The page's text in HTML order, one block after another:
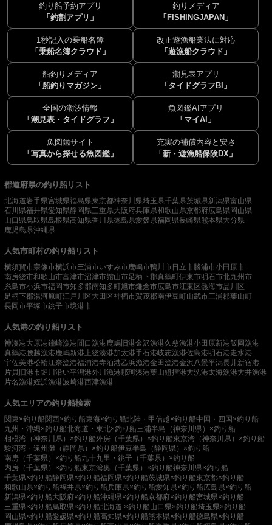
釣り船予約アプリ
「釣割アプリ」
釣りメディア
「FISHINGJAPAN」
1秒記入の乗船名簿
「乗船名簿クラウド」
改正遊漁船業法に対応
「遊漁船クラウド」
船釣りメディア
「船釣りマガジン」
潮見表アプリ
「タイドグラフBI」
全国の潮汐情報
「潮見表・タイドグラフ」
魚図鑑AIアプリ
「マイAI」
魚図鑑サイト
「写真から探せる魚図鑑」
充実の補償内容と安さ
「新・遊漁船保険DX」
都道府県の釣り船リスト
北海道岩手県宮城県福島県東京都神奈川県埼玉県千葉県茨城県新潟県富山県
石川県福井県愛知県静岡県三重県大阪府兵庫県和歌山県京都府広島県岡山県
山口県鳥取県島根県高知県香川県徳島県愛媛県福岡県長崎県熊本県大分県
鹿児島県沖縄県
人気市町村の釣り船リスト
横須賀市宗像市横浜市三浦市いすみ市鹿嶋市鴨川市 日立市勝浦市小田原市
南房総市和歌山市富津市沼津市館山市足柄下郡真鶴町伊東市明石市北九州市
糸島市小浜市福岡市知多郡南知多町旭市鎌倉市広島市江東区熱海市品川区
足柄下郡湯河原町江戸川区 大田区神栖市賀茂郡南伊豆町山武市三浦郡葉山町
長岡市平塚市銚子市境港市
人気港の釣り船リスト
神湊港大原港鐘崎漁港 間口漁港鹿嶋旧港金沢漁港久慈漁港小田原新港飯岡漁港
真鶴港 腰越漁港鹿嶋新港 上総湊港加太港手石港岐志漁港佐島港明石港走水港
宇佐美港松輪江奈漁港福浦港寺泊港乙浜漁港金田漁港金沢八景平潟長井新宿港
片貝旧港市堀川沿い平潟港外川漁港那珂湊港葉山鐙摺港大洗港太海漁港大井漁港
片名漁港姪浜漁港波崎港西津漁港
人気エリアの釣り船検索
関東×釣り船関西×釣り船東海×釣り船北陸・甲信越×釣り船中国・四国×釣り船
九州・沖縄×釣り船北海道・東北×釣り船三浦半島（神奈川県）×釣り船
相模湾（神奈川県）×釣り船外房（千葉県）×釣り船東京湾（神奈川県）×釣り船
駿河湾・遠州灘（静岡県）×釣り船伊豆半島（静岡県）×釣り船
南房（千葉県）×釣り船九十九里・銚子（千葉県）×釣り船
内房（千葉県）×釣り船東京湾奥（千葉県）×釣り船神奈川県×釣り船
千葉県×釣り船静岡県×釣り船福岡県×釣り船茨城県×釣り船東京都×釣り船
和歌山県×釣り船福井県×釣り船兵庫県×釣り船愛知県×釣り船広島県×釣り船
新潟県×釣り船大阪府×釣り船沖縄県×釣り船京都府×釣り船宮城県×釣り船
三重県×釣り船鳥取県×釣り船北海道 ×釣り船山口県×釣り船埼玉県×釣り船
岡山県×釣り船愛媛県×釣り船高知県×釣り船熊本県×釣り船徳島県×釣り船